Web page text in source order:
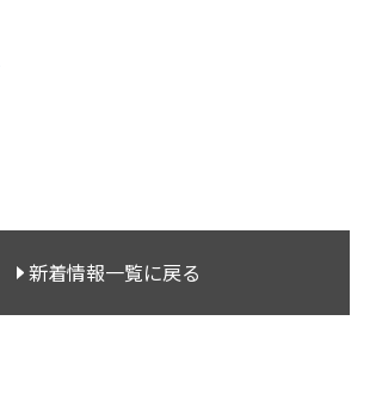
新着情報一覧に戻る